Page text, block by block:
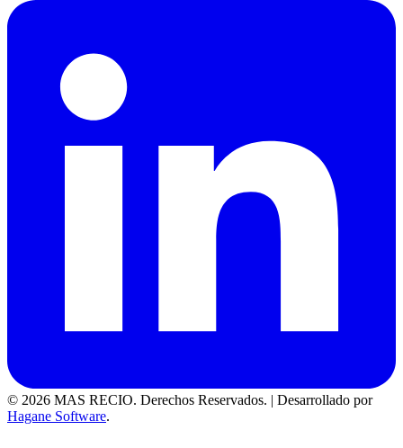
© 2026 MAS RECIO. Derechos Reservados. | Desarrollado por
Hagane Software.